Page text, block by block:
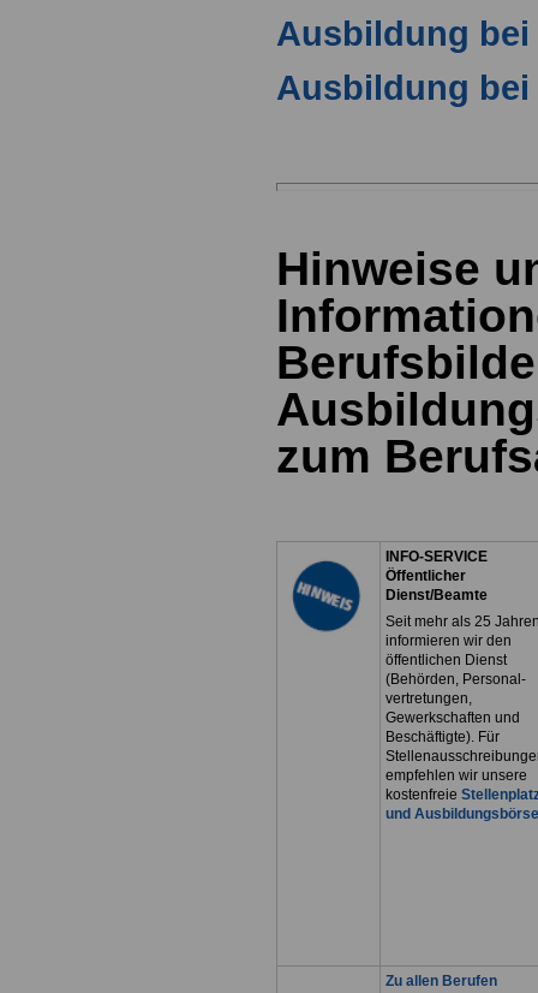
Ausbildung bei
Ausbildung bei
Hinweise
zum
INFO-SERVICE
Öffentlicher
Dienst/Beamte
Seit mehr als 25
informieren wir den
öffentlichen Dienst
(Behörden, Personal-
vertretungen,
Gewerkschaften und
Beschäftigte). Für
empfehlen wir unsere
kostenfreie
und Ausbildungsbörse
Zu allen Berufen